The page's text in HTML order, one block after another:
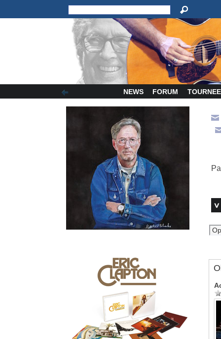
NEWS FORUM TOURNEE